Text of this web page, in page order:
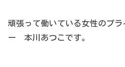
頑張って働いている女性のプラ
ー 本川あつこです。